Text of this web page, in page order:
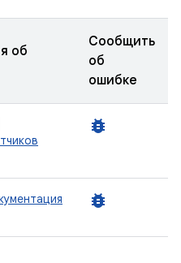
об
Сообщить
об
ошибке
bug_report
bug_report